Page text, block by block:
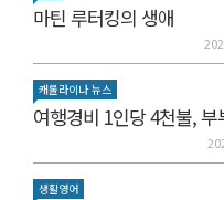
마틴 루터킹의 생애
캐롤라이나 뉴스
여행경비 1인당 4천불, 부
생활영어